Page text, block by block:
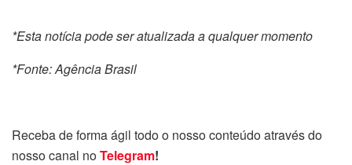
*Esta notícia pode ser atualizada a qualquer momento
*Fonte: Agência Brasil
Receba de forma ágil todo o nosso conteúdo através do
nosso canal noTelegram!